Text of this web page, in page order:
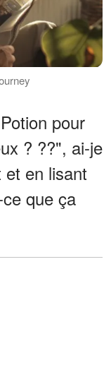
pour
? ??", ai-je
et en lisant
que ça